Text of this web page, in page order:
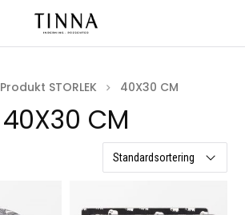
Produkt STORLEK 40X30 CM
40X30 CM